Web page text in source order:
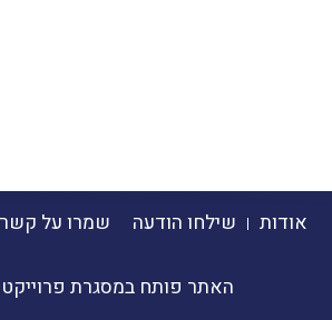
אודות שילחו הודעה שמרו על קשר
האתר פותח במסגרת